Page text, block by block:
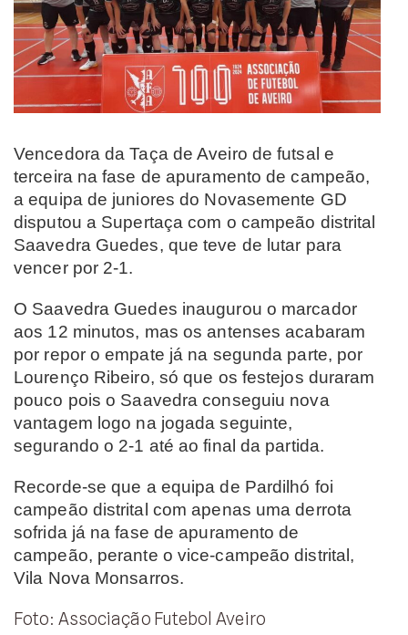
Vencedora da Taça de Aveiro de futsal e
terceira na fase de apuramento de campeão,
a equipa de juniores do Novasemente GD
disputou a Supertaça com o campeão distrital
Saavedra Guedes, que teve de lutar para
vencer por 2-1.
O Saavedra Guedes inaugurou o marcador
aos 12 minutos, mas os antenses acabaram
por repor o empate já na segunda parte, por
Lourenço Ribeiro, só que os festejos duraram
pouco pois o Saavedra conseguiu nova
vantagem logo na jogada seguinte,
segurando o 2-1 até ao final da partida.
Recorde-se que a equipa de Pardilhó foi
campeão distrital com apenas uma derrota
sofrida já na fase de apuramento de
campeão, perante o vice-campeão distrital,
Vila Nova Monsarros.
Foto: Associação Futebol Aveiro